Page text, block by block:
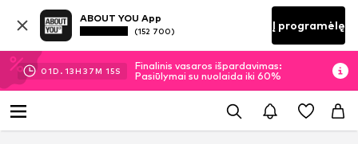
ABOUT YOU App
(152 700) Į programėlę
01D. 13H 37M 15S
Finalinis vasaros išpardavimas:
Pasiūlymai su nuolaida iki 60%